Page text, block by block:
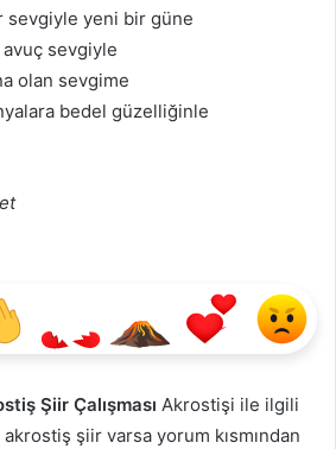
sevgiyle yeni bir güne
avuç sevgiyle
olan sevgime
bedel güzelliğinle
Şiir Çalışması Akrostişi ile ilgili
akrostiş şiir varsa yorum kısmından